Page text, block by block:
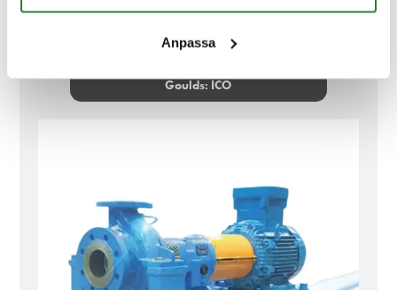
Anpassa
Goulds: ICO